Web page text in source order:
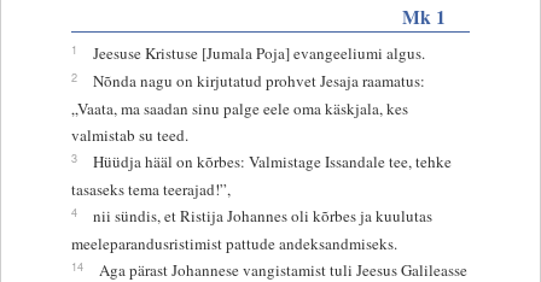
Mk 1
1 Jeesuse Kristuse [Jumala Poja] evangeeliumi algus.
2
Nõnda nagu on kirjutatud prohvet Jesaja raamatus:
„Vaata, ma saadan sinu palge eele oma käskjala, kes
valmistab su teed.
3
Hüüdja hääl on kõrbes: Valmistage Issandale tee, tehke
tasaseks tema teerajad!”,
4
nii sündis, et Ristija Johannes oli kõrbes ja kuulutas
meeleparandusristimist pattude andeksandmiseks.
14
Aga pärast Johannese vangistamist tuli Jeesus Galileasse